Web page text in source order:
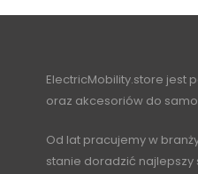
ElectricMobility.store jest
oraz akcesoriów do
Od lat pracujemy w
stanie doradzić najlepszy